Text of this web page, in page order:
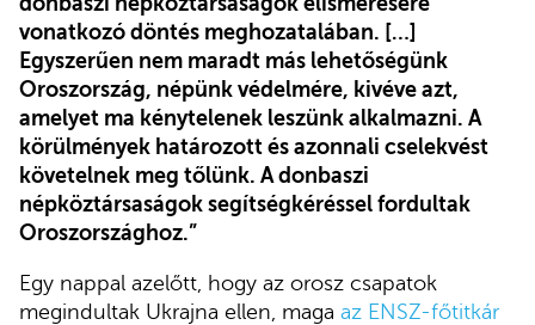
vonatkozó döntés meghozatalában. […]
Egyszerűen nem maradt más lehetőségünk
Oroszország, népünk védelmére, kivéve azt,
amelyet ma kénytelenek leszünk alkalmazni. A
körülmények határozott és azonnali cselekvést
követelnek meg tőlünk. A donbaszi
népköztársaságok segítségkéréssel fordultak
Oroszországhoz.”
Egy nappal azelőtt, hogy az orosz csapatok
megindultak Ukrajna ellen, maga az ENSZ-főtitkár